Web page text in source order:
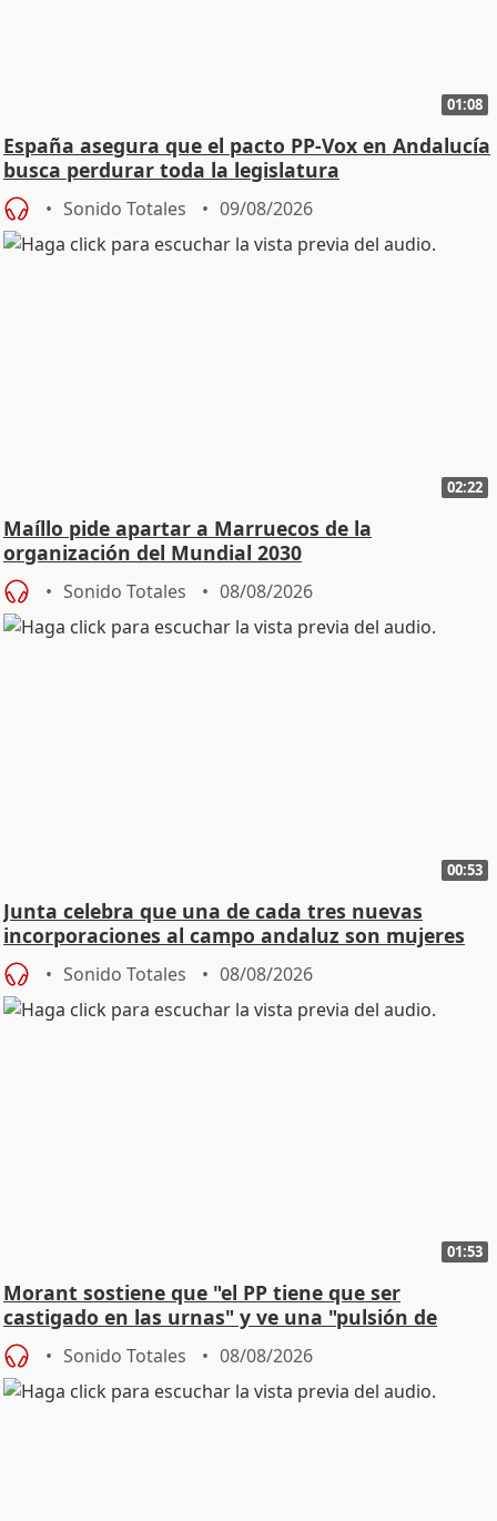
01:08
España asegura que el pacto PP-Vox en Andalucía
busca perdurar toda la legislatura
Sonido Totales 09/08/2026
02:22
Maíllo pide apartar a Marruecos de la
organización del Mundial 2030
Sonido Totales 08/08/2026
00:53
Junta celebra que una de cada tres nuevas
incorporaciones al campo andaluz son mujeres
jóvenes
Sonido Totales 08/08/2026
01:53
Morant sostiene que "el PP tiene que ser
castigado en las urnas" y ve una "pulsión de
cambio"
Sonido Totales 08/08/2026